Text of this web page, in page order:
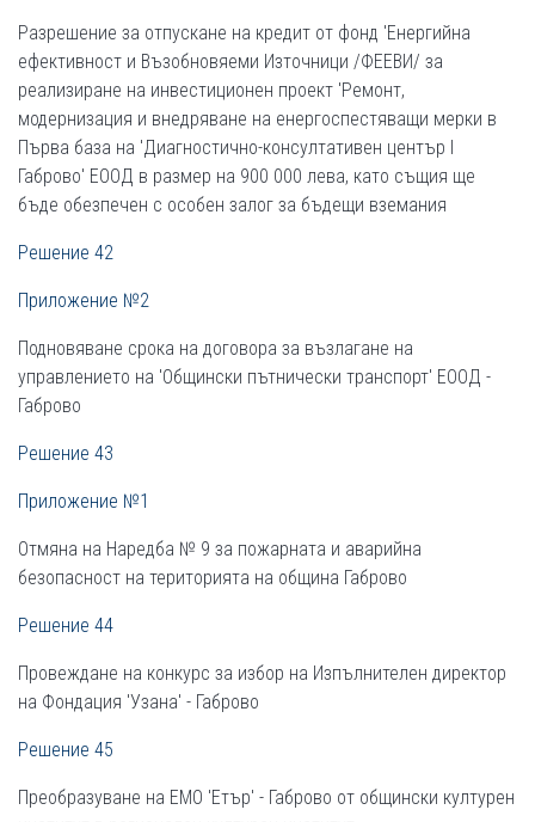
Разрешение за отпускане на кредит от фонд 'Енергийна
ефективност и Възобновяеми Източници /ФЕЕВИ/ за
реализиране на инвестиционен проект 'Ремонт,
модернизация и внедряване на енергоспестяващи мерки в
Първа база на 'Диагностично-консултативен център І
Габрово' ЕООД в размер на 900 000 лева, като същия ще
бъде обезпечен с особен залог за бъдещи вземания
Решение 42
Приложение №2
Подновяване срока на договора за възлагане на
управлението на 'Общински пътнически транспорт' ЕООД -
Габрово
Решение 43
Приложение №1
Отмяна на Наредба № 9 за пожарната и аварийна
безопасност на територията на община Габрово
Решение 44
Провеждане на конкурс за избор на Изпълнителен директор
на Фондация 'Узана' - Габрово
Решение 45
Преобразуване на ЕМО 'Етър' - Габрово от общински културен